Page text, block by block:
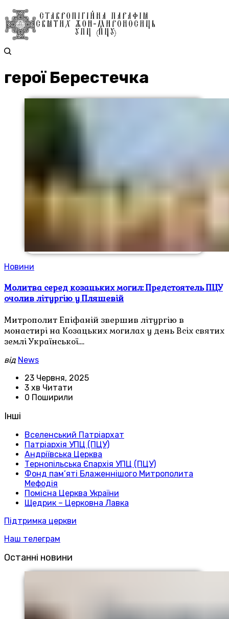
герої Берестечка
Новини
Молитва серед козацьких могил: Предстоятель ПЦУ
очолив літургію у Пляшевій
Митрополит Епіфаній звершив літургію в
монастирі на Козацьких могилах у день Всіх святих
землі Української.…
від News
23 Червня, 2025
3 хв Читати
0 Поширили
Інші
Вселенський Патріархат
Патріархія УПЦ (ПЦУ)
Андріївська Церква
Тернопільська Єпархія УПЦ (ПЦУ)
Фонд пам’яті Блаженнішого Митрополита
Мефодія
Помісна Церква України
Щедрик – Церковна Лавка
Підтримка церкви
Наш телеграм
Останні новини